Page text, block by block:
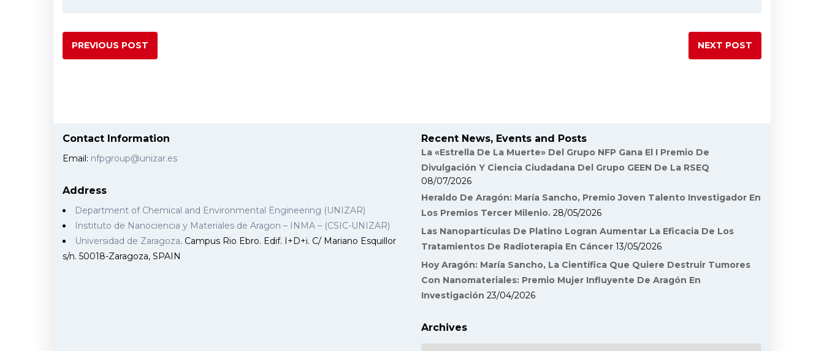
PREVIOUS POST NEXT POST
Contact Information
Email: nfpgroup@unizar.es
Address
Department of Chemical and Environmental Engineering (UNIZAR)
Instituto de Nanociencia y Materiales de Aragon – INMA – (CSIC-UNIZAR)
Universidad de Zaragoza. Campus Rio Ebro. Edif. I+D+i. C/ Mariano Esquillor
s/n. 50018-Zaragoza, SPAIN
Recent News, Events and Posts
La «Estrella De La Muerte» Del Grupo NFP Gana El I Premio De
Divulgación Y Ciencia Ciudadana Del Grupo GEEN De La RSEQ
08/07/2026
Heraldo De Aragón: María Sancho, Premio Joven Talento Investigador En
Los Premios Tercer Milenio. 28/05/2026
Las Nanopartículas De Platino Logran Aumentar La Eficacia De Los
Tratamientos De Radioterapia En Cáncer 13/05/2026
Hoy Aragón: María Sancho, La Científica Que Quiere Destruir Tumores
Con Nanomateriales: Premio Mujer Influyente De Aragón En
Investigación 23/04/2026
Archives